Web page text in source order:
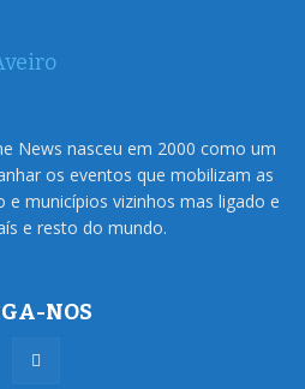
News nasceu em 2000 como um
os eventos que mobilizam as
municípios vizinhos mas ligado e
e resto do mundo.
NOS